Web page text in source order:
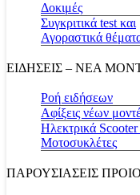
Δοκιμές
Συγκριτικά test και
Αγοραστικά
ΕΙΔΗΣΕΙΣ – ΝΕΑ
Ροή ειδήσεων
Αφίξεις νέων
Ηλεκτρικά
Μοτοσυκλέτες
ΠΑΡΟΥΣΙΑΣΕΙΣ